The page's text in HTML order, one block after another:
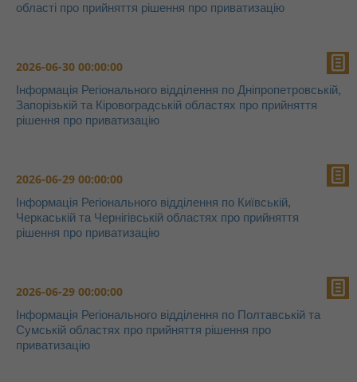
області про прийняття рішення про приватизацію
2026-06-30 00:00:00
Інформація Регіонального відділення по Дніпропетровській,
Запорізькій та Кіровоградській областях про прийняття
рішення про приватизацію
2026-06-29 00:00:00
Інформація Регіонального відділення по Київській,
Черкаській та Чернігівській областях про прийняття
рішення про приватизацію
2026-06-29 00:00:00
Інформація Регіонального відділення по Полтавській та
Сумській областях про прийняття рішення про
приватизацію